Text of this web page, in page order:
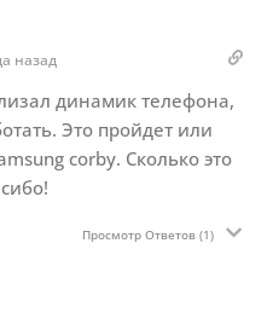
назад
динамик телефона,
Это пройдет или
corby. Сколько это
Просмотр Ответов(1)